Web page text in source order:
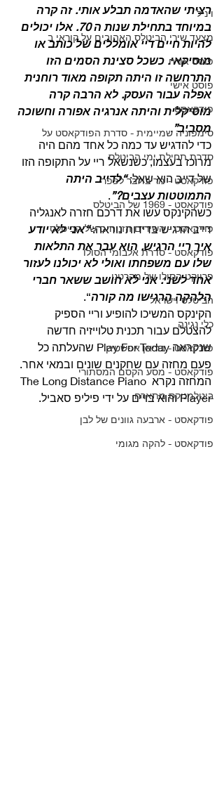
ויניל
מצעד שירי הביטלס האהובים על קוראי ב
פוסט אורח
פוסט אישי
פודקאסט
סימפוניה שמיימית - סדרת הפודקאסט על
סדרת תחילת ימי הביטלס
פודקאסט - מריבולבר לפפר
פודקאסט - 1969 של הביטלס
פודקאסט - השירים הזנוחים של הביטלס
פודקאסט - סדרת אלבומי הסולו
פרויקט הסולו של מקרטני
הביטלס וישראל
כלי נגינה
פודקאסט - בריאן אפשטיין
פודקאסט - מסע הקסם המסתורי
ביטלמניקס מתארח
פודקאסט - ארבעה גוונים של לבן
פודקאסט - להקה מגומי
רציתי שהאדמה תבלע אותי. זה קרה
במיוחד בתחילת שנות ה 70. אלו יכולים
להיות חיים דיי אומללים של כותב או
מוסיקאי. כשכל סצינת הסמים הזו
התרחשה זו היתה תקופה מאוד רוחנית
אפלה עבור העסק. לא הרבה קרה
מוסיקלית והיתה אנרגיה אפורה וחשוכה
מסביב”.
כדי להדגיש עד כמה כל אחד מהם היה
מרוכז בעצמו, כשנשאל ריי על התקופה הזו
של דייב הוא שאל: “לדייב היתה
התמוטטות עצבים?”.
כשהקינקס עשו את דרכם חזרה לאנגליה
דייב הרגיש בדידות נוראה: “אני לא יודע
איך ריי הרגיש. הוא עבר את התלאות
שלו עם משפחתו ואולי לא יכולנו לעזור
אחד לשני. אני לא חושב ששאר חברי
הלהקה הרגישו מה קורה“.
הקינקס המשיכו להופיע וריי הספיק
להצטלם עבור תכנית טלוייזיה חדשה
שנקראה Play For Today שהעלתה כל
פעם מחזה עם שחקנים שונים ובמאי אחר.
המחזה נקרא The Long Distance Piano
Player והוא בויים על ידי פיליפ סאביל.